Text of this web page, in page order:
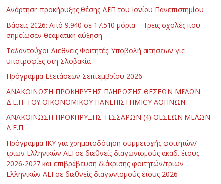
Ανάρτηση προκήρυξης θέσης ΔΕΠ του Ιονίου Πανεπιστημίου
Βάσεις 2026: Από 9.940 σε 17.510 μόρια – Τρεις σχολές που
σημείωσαν θεαματική αύξηση
Ταλαντούχοι Διεθνείς Φοιτητές: Υποβολή αιτήσεων για
υποτροφίες στη Σλοβακία
Πρόγραμμα Εξετάσεων Σεπτεμβρίου 2026
ΑΝΑΚΟΙΝΩΣΗ ΠΡΟΚΗΡΥΞΗΣ ΠΛΗΡΩΣΗΣ ΘΕΣΕΩΝ ΜΕΛΩΝ
Δ.Ε.Π. ΤΟΥ ΟΙΚΟΝΟΜΙΚΟΥ ΠΑΝΕΠΙΣΤΗΜΙΟΥ ΑΘΗΝΩΝ
ΑΝΑΚΟΙΝΩΣΗ ΠΡΟΚΗΡΥΞΗΣ ΤΕΣΣΑΡΩΝ (4) ΘΕΣΕΩΝ ΜΕΛΩΝ
Δ.Ε.Π.
Πρόγραμμα ΙΚΥ για χρηματοδότηση συμμετοχής φοιτητών/
τριων Ελληνικών ΑΕΙ σε διεθνείς διαγωνισμούς ακαδ. έτους
2026-2027 και επιβράβευση διάκρισης φοιτητών/τριων
Ελληνικών ΑΕΙ σε διεθνείς διαγωνισμούς έτους 2026